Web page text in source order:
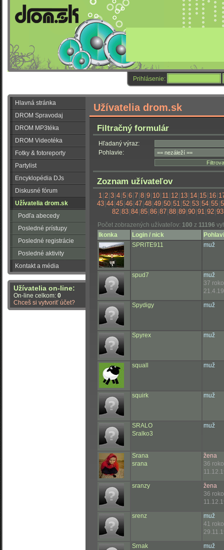
Prihlásenie:
Hlavná stránka
DROM Spravodaj
DROM MP3téka
DROM Videotéka
Fotky & fotoreporty
Partylist
Encyklopédia DJs
Diskusné fórum
Užívatelia drom.sk
Podľa abecedy
Posledné prístupy
Posledné registrácie
Posledné aktivity
Kontakt a média
Užívatelia on-line:
On-line celkom: 0
Chceš si vytvoriť účet?
Užívatelia drom.sk
Filtračný formulár
Hľadaný výraz:
Pohlavie:
Zoznam užívateľov
1 2 3 4 5 6 7 8 9 10 11 12 13 14 15 16
43| 44| 45| 46| 47| 48| 49| 50| 51| 52| 53| 54| 55|
82 83 84 85 86 87 88 89 90 91 92 93
Počet zobrazených užívateľov: 100 z 11196
Ikonka
Login / nick
SPRITE911
muž
spud7
muž
37
Spydigy
muž
Spyrex muž
squall muž
squirk muž
SRALO
Sralko3
muž
Srana
srana
žena
36
sranzy
žena
36
srenz
muž
41
Srnak
muž